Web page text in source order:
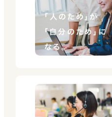
ャレ
境があり
意な
発揮
してい
【オ
「人のため」が
「自分のため」に
なる。